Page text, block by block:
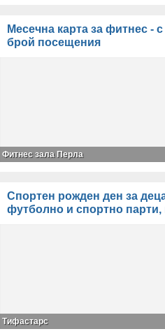
Месечна карта за фитнес -
брой посещения
Фитнес зала Перла
Спортен рожден ден за
футболно и спортно
Тифастарс